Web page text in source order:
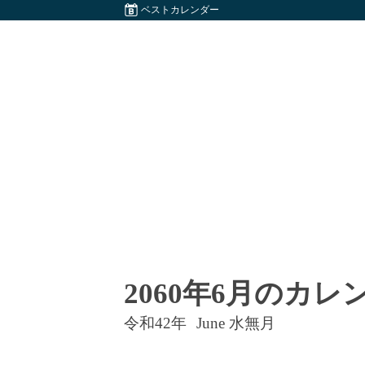
ベストカレンダー
2060年6月のカレ
令和42年 June 水無月